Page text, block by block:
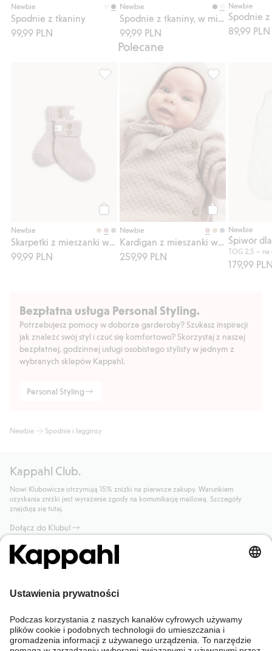
Newbie
Spodnie z tkaniny
99,99 PLN
Newbie
99,99 PLN
Newbie
89,99 PLN
Polecane
Newbie
99,99 PLN
Skarpetki z mieszanki wełny i kaszmiru,
Kup
Newbie
259,99 PLN
Kardigan z
Newbie
Śpiwór
TOG 2,5 – na
179,99
Bezpłatna usługa Personal Styling.
Potrzebujesz pomocy w doborze garderoby? Szukasz inspiracji
jak znaleźć swój styl i czuć się komfortowo? Skorzystaj z naszej
bezpłatnej, godzinnej usługi osobistego stylisty w jednym z
wybranych sklepów Kappahl.
Personal Styling
Newbie Spodnie i legginsy
Kappahl Club.
Nowi Klubowicze otrzymują 15% zniżki na pierwsze zakupy. Warunkiem
uzyskania zniżki jest wyrażenie zgody na komunikację mailową. Szczegóły
znajdują się tutaj.
Dołącz do Klubu!
Potrzebujesz pomocy?